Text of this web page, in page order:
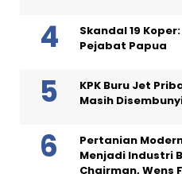
Skandal 19
Pejabat Papua
KPK Buru Jet
Masih
Pertanian
Menjadi Industri
Chairman, Wens